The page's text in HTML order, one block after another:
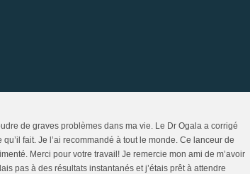
de graves problèmes dans ma vie. Le Dr Ogala a corrigé
fait. Je l’ai recommandé à tout le monde. Ce lanceur de
Merci pour votre travail! Je remercie mon ami de m’avoir
pas à des résultats instantanés et j’étais prêt à attendre